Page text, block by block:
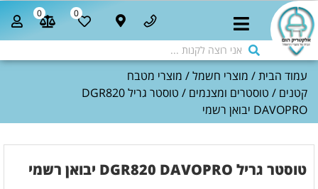
0
0
עמוד הבית/ מוצרי חשמל/ מוצרי מטבח
קטנים / טוסטרים ומצנמים
/ טוסטר גריל DGR820
DAVOPRO יבואן רשמי
טוסטר גריל DGR820 DAVOPRO יבואן רשמי